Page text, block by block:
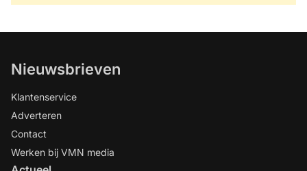
Nieuwsbrieven
Klantenservice
Adverteren
Contact
Werken bij VMN media